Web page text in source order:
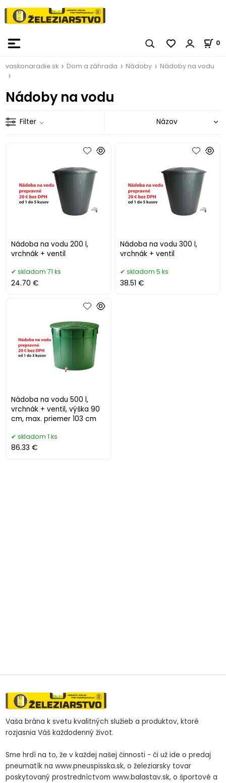
0
vaskonaradie.sk Dom a záhrada Nádoby Nádoby na vodu
Nádoby na vodu
Filter
Nádoba na vodu 200 l,
vrchnák + ventil
skladom 71 ks
24.70 €
Nádoba na vodu 300 l,
vrchnák + ventil
skladom 5 ks
38.51 €
Nádoba na vodu 500 l,
vrchnák + ventil, výška 90
cm, max. priemer 103 cm
skladom 1 ks
86.33 €
Vaša brána k svetu kvalitných služieb a produktov, ktoré
rozjasnia Váš každodenný život.
Sme hrdí na to, že v každej našej činnosti - či už ide o predaj
pneumatík na www.pneuspisska.sk, o železiarsky tovar
poskytovaný prostredníctvom www.balastav.sk, o športové a